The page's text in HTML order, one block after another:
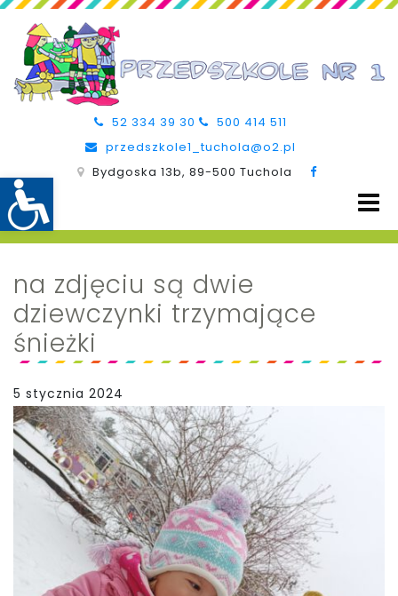
52 334 39 30
500 414 511
przedszkole1_tuchola@o2.pl
Bydgoska 13b, 89-500 Tuchola
na zdjęciu są dwie
dziewczynki trzymające
śnieżki
5 stycznia 2024